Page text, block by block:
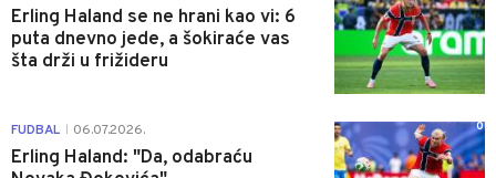
Erling Haland se ne hrani kao vi: 6
puta dnevno jede, a šokiraće vas
šta drži u frižideru
FUDBAL 06.07.2026.
Erling Haland: "Da, odabraću
0